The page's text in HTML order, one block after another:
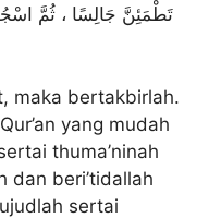
تَطْمَئِنَّ جَالِسًا ، ثُمَّ
maka bertakbirlah.
yang mudah
thuma’ninah
dan beri’tidallah
sertai